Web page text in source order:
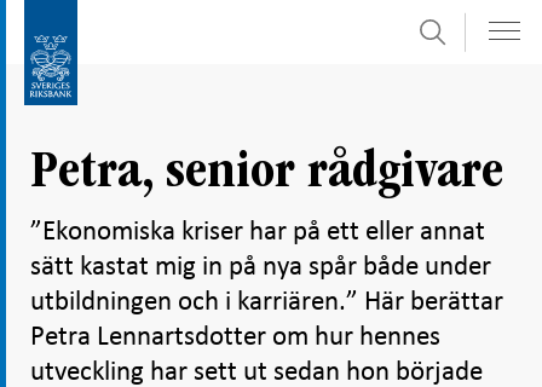
direkt
undersidor
Sök
Petra, senior rådgivare
”Ekonomiska kriser har på ett eller annat
sätt kastat mig in på nya spår både under
utbildningen och i karriären.” Här berättar
Petra Lennartsdotter om hur hennes
utveckling har sett ut sedan hon började